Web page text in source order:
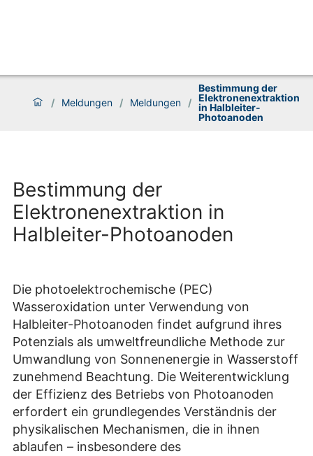
/ Meldungen / Meldungen /
Bestimmung der
Elektronenextraktion
in Halbleiter-
Photoanoden
Bestimmung der
Elektronenextraktion in
Halbleiter-Photoanoden
Die photoelektrochemische (PEC)
Wasseroxidation unter Verwendung von
Halbleiter-Photoanoden findet aufgrund ihres
Potenzials als umweltfreundliche Methode zur
Umwandlung von Sonnenenergie in Wasserstoff
zunehmend Beachtung. Die Weiterentwicklung
der Effizienz des Betriebs von Photoanoden
erfordert ein grundlegendes Verständnis der
physikalischen Mechanismen, die in ihnen
ablaufen – insbesondere des